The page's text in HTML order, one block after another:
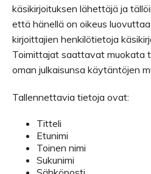
käsikirjoituksen lähettäjä ja
että hänellä on oikeus
kirjoittajien henkilötietoja
Toimittajat saattavat muokata
oman julkaisunsa käytäntöjen
Tallennettavia tietoja ovat:
Titteli
Etunimi
Toinen nimi
Sukunimi